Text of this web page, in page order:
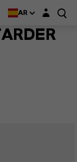
AR Login layer